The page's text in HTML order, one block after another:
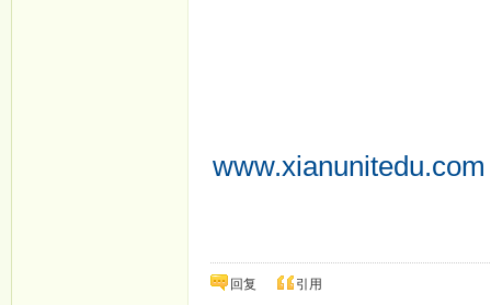
www.xianunitedu.com
回复 引用